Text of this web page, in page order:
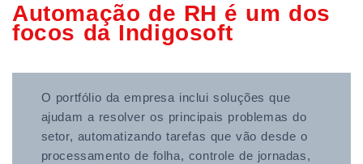
Automação de RH é um dos
focos da Indigosoft
O portfólio da empresa inclui soluções que
ajudam a resolver os principais problemas do
setor, automatizando tarefas que vão desde o
processamento de folha, controle de jornadas,